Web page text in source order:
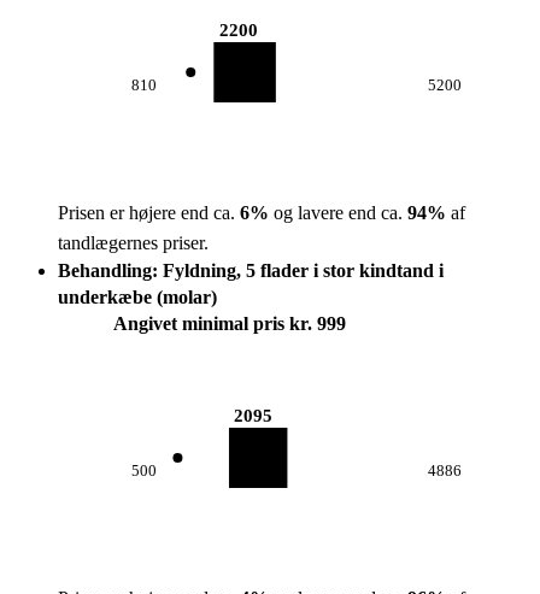
810
2200
5200
Prisen er højere end ca. 6% og lavere end ca. 94% af
tandlægernes priser.
Behandling: Fyldning, 5 flader i stor kindtand i
underkæbe (molar)
Angivet minimal pris kr. 999
500
2095
4886